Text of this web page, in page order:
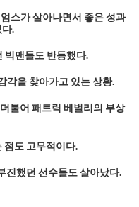
스가 살아나면서 좋은 성과
다.
빅맨들도 반등했다.
각을 찾아가고 있는 상황.
불어 패트릭 베벌리의 부상
점도 고무적이다.
진했던 선수들도 살아났다.